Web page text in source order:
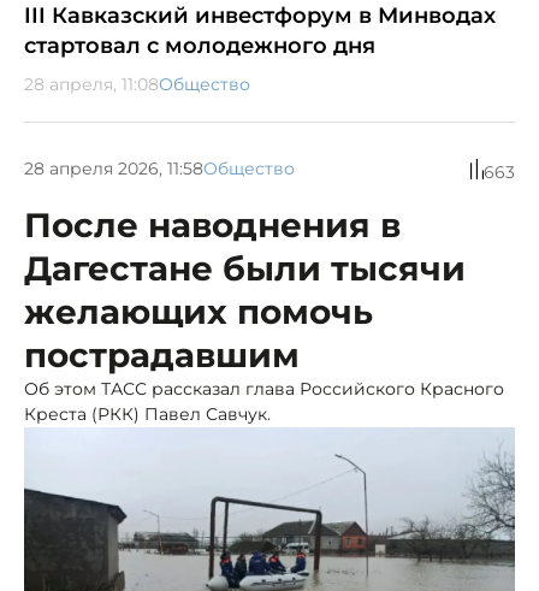
III Кавказский инвестфорум в Минводах
стартовал с молодежного дня
28 апреля, 11:08Общество
28 апреля 2026, 11:58Общество 663
После наводнения в
Дагестане были тысячи
желающих помочь
пострадавшим
Об этом ТАСС рассказал глава Российского Красного
Креста (РКК) Павел Савчук.